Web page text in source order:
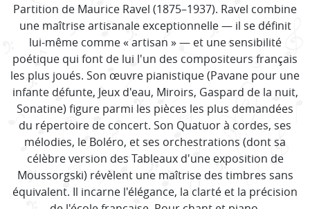
Partition de Maurice Ravel (1875–1937). Ravel combine
une maîtrise artisanale exceptionnelle — il se définit
lui-même comme « artisan » — et une sensibilité
poétique qui font de lui l'un des compositeurs français
les plus joués. Son œuvre pianistique (Pavane pour une
infante défunte, Jeux d'eau, Miroirs, Gaspard de la nuit,
Sonatine) figure parmi les pièces les plus demandées
du répertoire de concert. Son Quatuor à cordes, ses
mélodies, le Boléro, et ses orchestrations (dont sa
célèbre version des Tableaux d'une exposition de
Moussorgski) révèlent une maîtrise des timbres sans
équivalent. Il incarne l'élégance, la clarté et la précision